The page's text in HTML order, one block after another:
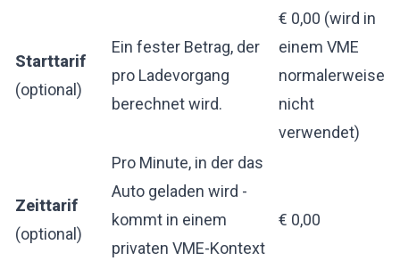
Starttarif
(optional)
Ein fester Betrag, der
pro Ladevorgang
berechnet wird.
€ 0,00 (wird in
einem VME
normalerweise
nicht
verwendet)
Zeittarif
(optional)
Pro Minute, in der das
Auto geladen wird -
kommt in einem
privaten VME-Kontext
€ 0,00